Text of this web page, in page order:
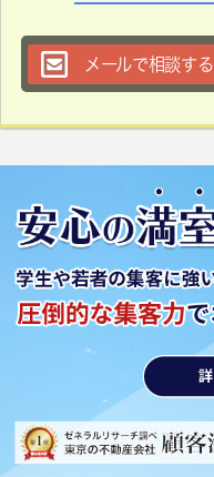
メールで相談する